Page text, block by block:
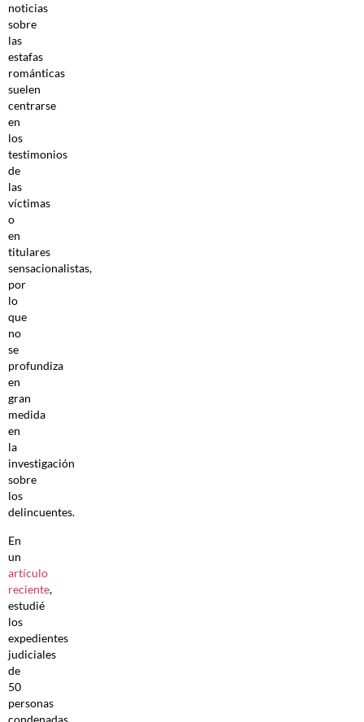
noticias
sobre
las
estafas
románticas
suelen
centrarse
en
los
testimonios
de
las
víctimas
o
en
titulares
sensacionalistas,
por
lo
que
no
se
profundiza
en
gran
medida
en
la
investigación
sobre
los
delincuentes.
En
un
artículo
reciente,
estudié
los
expedientes
judiciales
de
50
personas
condenadas